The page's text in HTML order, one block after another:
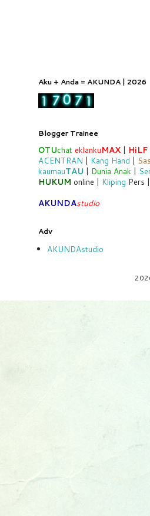
Aku + Anda = AKUNDA | 2026
Blogger Trainee
OTUchat eklankuMAX | HiLF
ACENTRAN | Kang Hand |
kaumauTAU | Dunia Anak |
HUKUM online | Kliping Pers
AKUNDAstudio
Adv
AKUNDAstudio